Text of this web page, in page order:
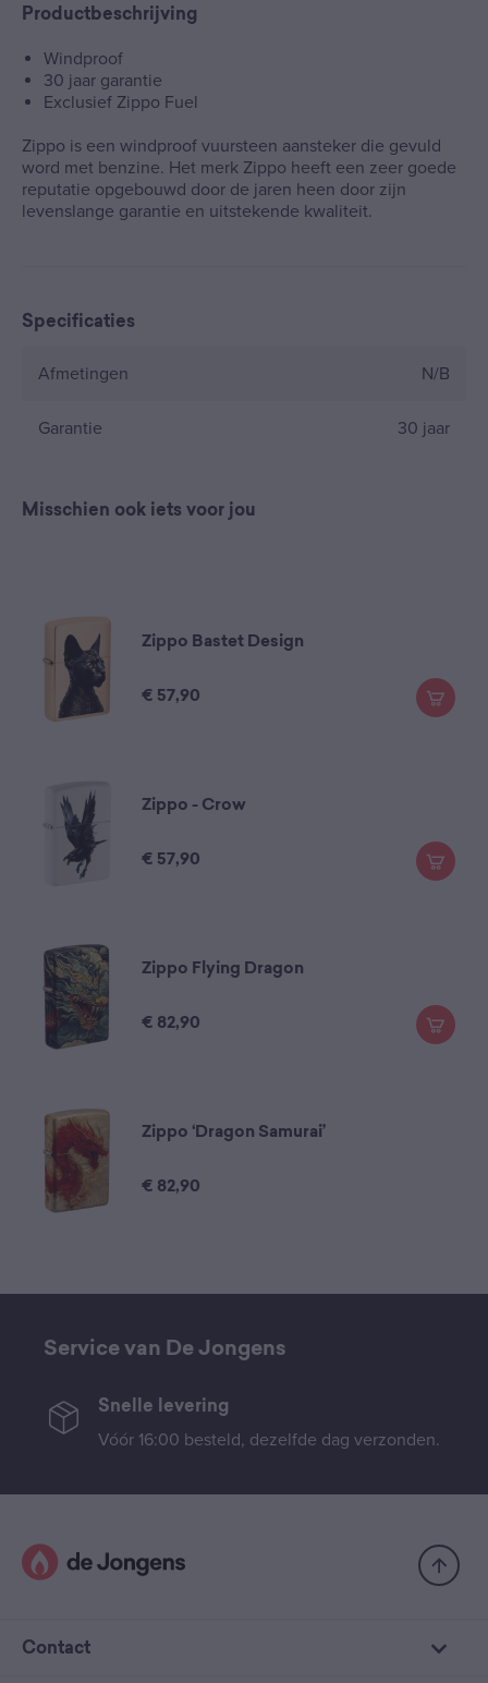
Productbeschrijving
Windproof
30 jaar garantie
Exclusief Zippo Fuel
Zippo is een windproof vuursteen aansteker die gevuld
word met benzine. Het merk Zippo heeft een zeer goede
reputatie opgebouwd door de jaren heen door zijn
levenslange garantie en uitstekende kwaliteit.
Specificaties
Afmetingen N/B
Garantie 30 jaar
Misschien ook iets voor jou
Zippo Bastet Design
€ 57,90
Zippo - Crow
€ 57,90
Zippo Flying Dragon
€ 82,90
Zippo ‘Dragon Samurai’
€ 82,90
Service van De Jongens
Snelle levering
Vóór 16:00 besteld, dezelfde dag verzonden.
Contact